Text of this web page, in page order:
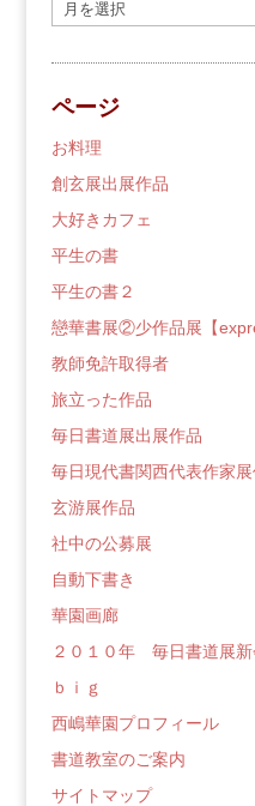
去
の
ロ
グ
ページ
お料理
創玄展出展作品
大好きカフェ
平生の書
平生の書２
戀華書展②少作品展【
教師免許取得者
旅立った作品
毎日書道展出展作品
毎日現代書関西代表作家
玄游展作品
社中の公募展
自動下書き
華園画廊
２０１０年 毎日書道展新
ｂｉｇ
西嶋華園プロフィール
書道教室のご案内
サイトマップ